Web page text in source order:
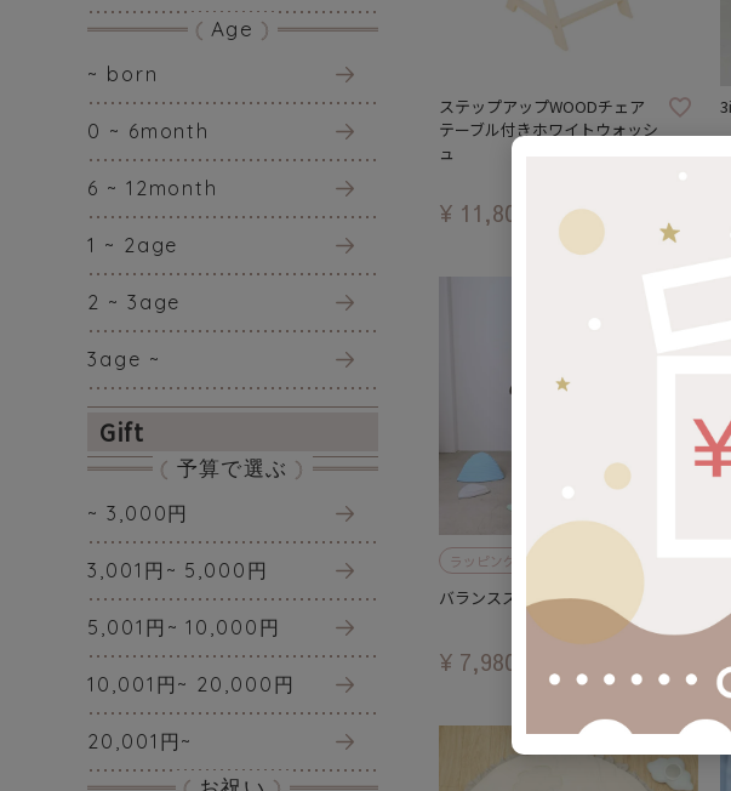
Age
~ born
0 ~ 6month
6 ~ 12month
1 ~ 2age
2 ~ 3age
3age ~
Gift
予算で選ぶ
~ 3,000円
3,001円~ 5,000円
5,001円~ 10,000円
10,001円~ 20,000円
20,001円~
ステップアップWOODチェア
テーブル付きホワイトウォッシ
ュ
¥ 11,800
ラッピング対象外
バランスストーン
¥ 7,980